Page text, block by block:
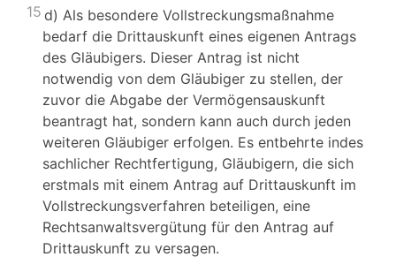
15 d) Als besondere Vollstreckungsmaßnahme
bedarf die Drittauskunft eines eigenen Antrags
des Gläubigers. Dieser Antrag ist nicht
notwendig von dem Gläubiger zu stellen, der
zuvor die Abgabe der Vermögensauskunft
beantragt hat, sondern kann auch durch jeden
weiteren Gläubiger erfolgen. Es entbehrte indes
sachlicher Rechtfertigung, Gläubigern, die sich
erstmals mit einem Antrag auf Drittauskunft im
Vollstreckungsverfahren beteiligen, eine
Rechtsanwaltsvergütung für den Antrag auf
Drittauskunft zu versagen.